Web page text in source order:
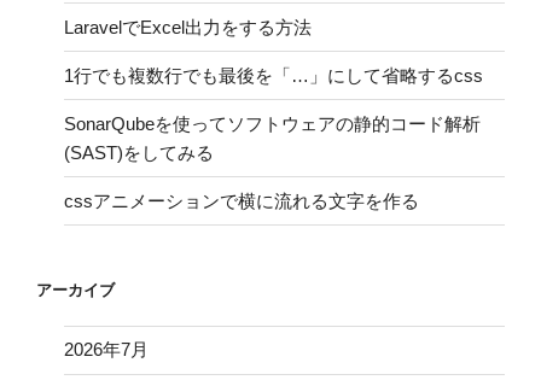
LaravelでExcel出力をする方法
1行でも複数行でも最後を「…」にして省略するcss
SonarQubeを使ってソフトウェアの静的コード解析
(SAST)をしてみる
cssアニメーションで横に流れる文字を作る
アーカイブ
2026年7月